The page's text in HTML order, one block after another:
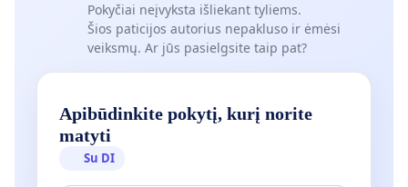
Pokyčiai neįvyksta išliekant tyliems.
Šios paticijos autorius nepakluso ir ėmėsi
veiksmų. Ar jūs pasielgsite taip pat?
Apibūdinkite pokytį, kurį norite
matyti
Su DI